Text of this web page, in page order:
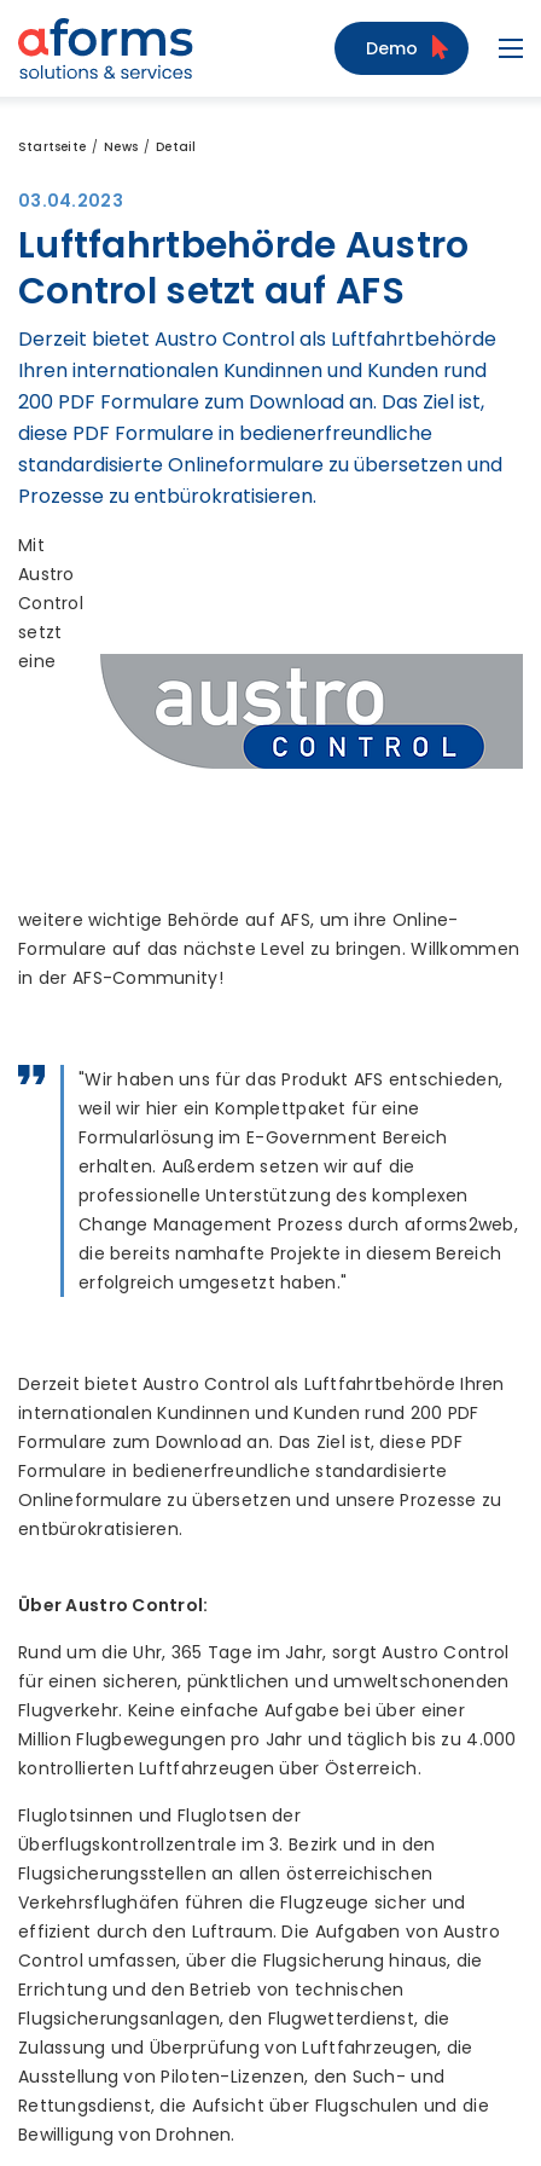
Zum Inhalt
Zum Menü
Zur Suche
Demo
Startseite News Detail
03.04.2023
Luftfahrtbehörde Austro
Control setzt auf AFS
Derzeit bietet Austro Control als Luftfahrtbehörde
Ihren internationalen Kundinnen und Kunden rund
200 PDF Formulare zum Download an. Das Ziel ist,
diese PDF Formulare in bedienerfreundliche
standardisierte Onlineformulare zu übersetzen und
Prozesse zu entbürokratisieren.
Mit
Austro
Control
setzt
eine
weitere wichtige Behörde auf AFS, um ihre Online-
Formulare auf das nächste Level zu bringen. Willkommen
in der AFS-Community!
"Wir haben uns für das Produkt AFS entschieden,
weil wir hier ein Komplettpaket für eine
Formularlösung im E-Government Bereich
erhalten. Außerdem setzen wir auf die
professionelle Unterstützung des komplexen
Change Management Prozess durch aforms2web,
die bereits namhafte Projekte in diesem Bereich
erfolgreich umgesetzt haben."
Derzeit bietet Austro Control als Luftfahrtbehörde Ihren
internationalen Kundinnen und Kunden rund 200 PDF
Formulare zum Download an. Das Ziel ist, diese PDF
Formulare in bedienerfreundliche standardisierte
Onlineformulare zu übersetzen und unsere Prozesse zu
entbürokratisieren.
Über Austro Control:
Rund um die Uhr, 365 Tage im Jahr, sorgt Austro Control
für einen sicheren, pünktlichen und umweltschonenden
Flugverkehr. Keine einfache Aufgabe bei über einer
Million Flugbewegungen pro Jahr und täglich bis zu 4.000
kontrollierten Luftfahrzeugen über Österreich.
Fluglotsinnen und Fluglotsen der
Überflugskontrollzentrale im 3. Bezirk und in den
Flugsicherungsstellen an allen österreichischen
Verkehrsflughäfen führen die Flugzeuge sicher und
effizient durch den Luftraum. Die Aufgaben von Austro
Control umfassen, über die Flugsicherung hinaus, die
Errichtung und den Betrieb von technischen
Flugsicherungsanlagen, den Flugwetterdienst, die
Zulassung und Überprüfung von Luftfahrzeugen, die
Ausstellung von Piloten-Lizenzen, den Such- und
Rettungsdienst, die Aufsicht über Flugschulen und die
Bewilligung von Drohnen.